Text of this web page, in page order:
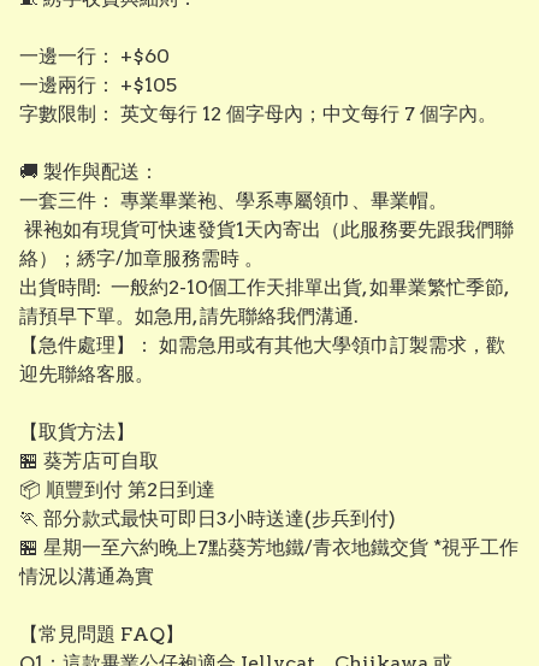
​一邊一行： +$60
​一邊兩行： +$105
​字數限制： 英文每行 12 個字母內；中文每行 7 個字內。
​​🚚 製作與配送：
​一套三件： 專業畢業袍、學系專屬領巾、畢業帽。
裸袍如有現貨可快速發貨1天內寄出（此服務要先跟我們聯
絡）；綉字/加章服務需時 。
出貨時間: 一般約2-10個工作天排單出貨, 如畢業繁忙季節,
請預早下單。如急用, 請先聯絡我們溝通.
【​急件處理】： 如需急用或有其他大學領巾訂製需求，歡
迎先聯絡客服。
【取貨方法】
🏪 葵芳店可自取
📦 順豐到付 第2日到達
🏃 部分款式最快可即日3小時送達(步兵到付)
🏪 星期一至六約晚上7點葵芳地鐵/青衣地鐵交貨 *視乎工作
情況以溝通為實
【常見問題 FAQ】